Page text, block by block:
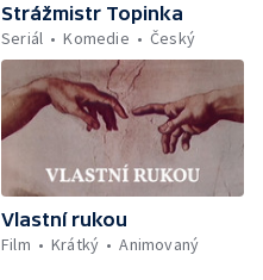
Strážmistr Topinka
Seriál
Komedie Český
Vlastní rukou
Film
Krátký Animovaný